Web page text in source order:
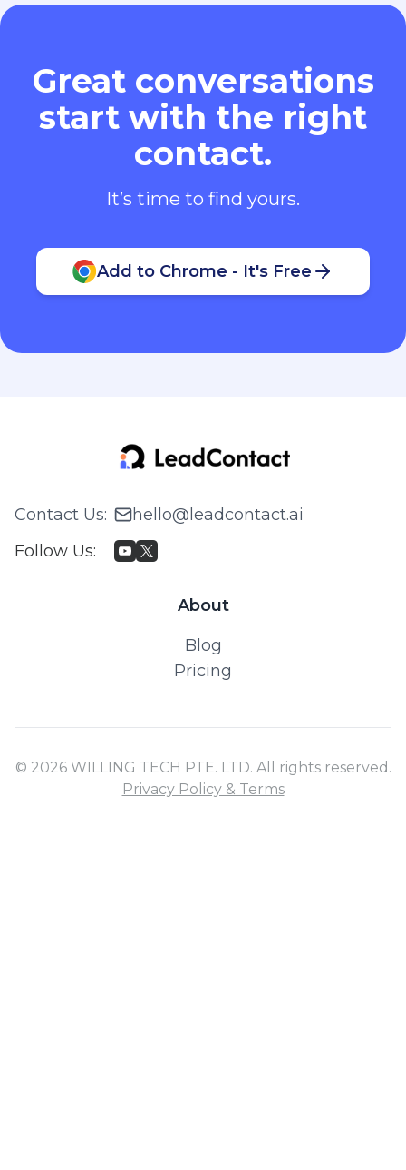
Great conversations
start with the right
contact.
It’s time to find yours.
Add to Chrome - It's Free
Contact Us:
hello@leadcontact.ai
Follow Us:
About
Blog
Pricing
© 2026 WILLING TECH PTE. LTD. All rights reserved.
Privacy Policy & Terms